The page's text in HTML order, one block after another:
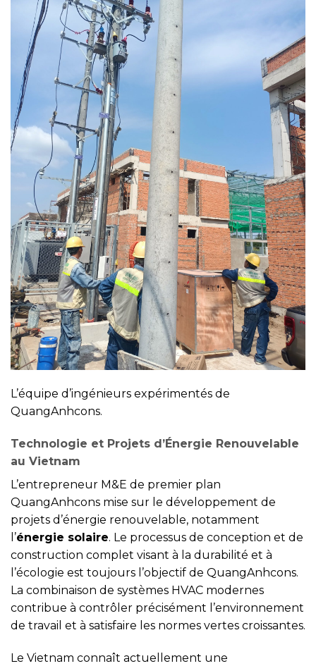
L’équipe d’ingénieurs expérimentés de
QuangAnhcons.
Technologie et Projets d’Énergie Renouvelable
au Vietnam
L’entrepreneur M&E de premier plan
QuangAnhcons mise sur le développement de
projets d’énergie renouvelable, notamment
l’énergie solaire. Le processus de conception et de
construction complet visant à la durabilité et à
l’écologie est toujours l’objectif de QuangAnhcons.
La combinaison de systèmes HVAC modernes
contribue à contrôler précisément l’environnement
de travail et à satisfaire les normes vertes croissantes.
Le Vietnam connaît actuellement une